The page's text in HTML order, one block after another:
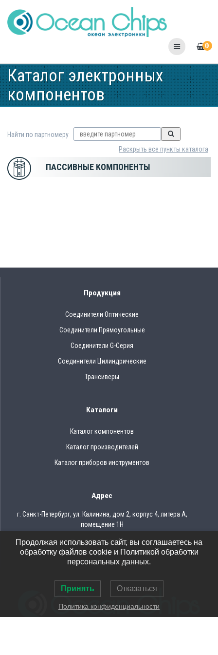
to
content
0
Каталог электронных
компонентов
Найти по партномеру
Раскрыть все пункты каталога
ПАССИВНЫЕ КОМПОНЕНТЫ
Продукция
Соединители Оптические
Соединители Прямоугольные
Соединители G-Серия
Соединители Цилиндрические
Трансиверы
Каталоги
Каталог компонентов
Каталог производителей
Каталог приборов инструментов
Адрес
г. Санкт-Петербург, ул. Калинина, дом 2, корпус 4, литера А,
помещение 1Н
Тел.: 8 (812) 309-75-97
Email: ocean@oceanchips.ru
Продолжая использовать сайт, вы соглашаетесь на
обработку файлов cookie и Политикой обработки
персональных данных.
Принять Отказаться
Политика конфиденциальности